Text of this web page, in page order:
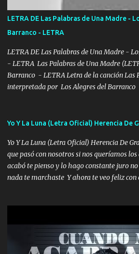
tirante andamos mi carnal atento a
se ve limpio el camino nos confiamos al
misma piedra me vuelvo a tropezar
en corto me tiró a per...
LETRA DE Las Palabras de Una Madre -
Barranco - LETRA
LETRA DE Las Palabras de Una Madre -
- LETRA Las Palabras de Una Madre
Barranco - LETRA Letra de la canción Las
interpretada por Los Alegres del Barranco
viento a su hijo y aunque ahora ya este con
seguiré esperando hasta volvernos a
tengo de mi mente no se va, en mi corazón
tu papá, a veces me pongo triste porque
que tu me escuchas porque tu eres mi gran
Yo Y La Luna (Letra Oficial) Herencia De
Yo Y La Luna (Letra Oficial) Herencia De
que pasó con nosotros si nos queríamos
acabó te pienso y lo hago constante juro
nada te marchaste Y ahora te veo feliz con
pero eso ya no va a pasar me perderé en
mirabas bonito si yo no fui el final feliz el
duele no tenerte aquí sabiendo que moría